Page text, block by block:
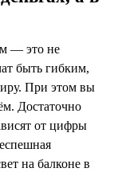
— это не
быть гибким,
При этом вы
Достаточно
от цифры
на балконе в